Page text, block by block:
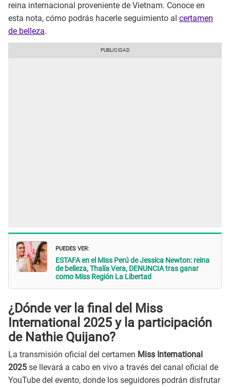
reina internacional proveniente de Vietnam. Conoce en
esta nota, cómo podrás hacerle seguimiento al certamen
de belleza.
PUEDES VER:
ESTAFA en el Miss Perú de Jessica Newton: reina
de belleza, Thalía Vera, DENUNCIA tras ganar
como Miss Región La Libertad
¿Dónde ver la final del Miss
International 2025 y la participación
de Nathie Quijano?
La transmisión oficial del certamen Miss International
2025 se llevará a cabo en vivo a través del canal oficial de
YouTube del evento, donde los seguidores podrán disfrutar